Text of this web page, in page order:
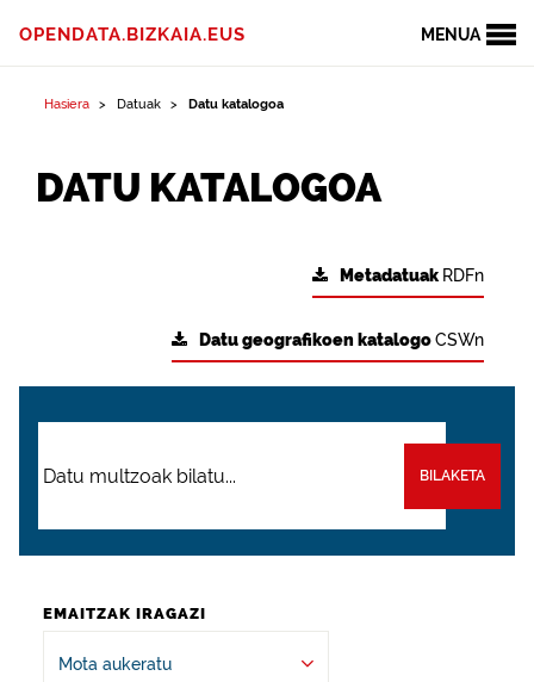
MENUA
OPENDATA.BIZKAIA.EUS
Hasiera Datuak Datu katalogoa
DATU KATALOGOA
Metadatuak RDFn
Datu geografikoen katalogoCSWn
BILAKETA
EMAITZAK IRAGAZI
Mota aukeratu